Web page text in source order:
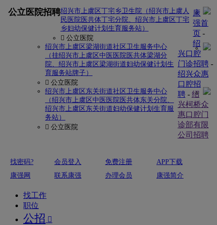
公立医院招聘绍兴市上虞区丁宅乡卫生院（绍兴市上虞人
民医院医共体丁宅分院、绍兴市上虞区丁宅
乡妇幼保健计划生育服务站）
 公立医院
绍兴市上虞区梁湖街道社区卫生服务中心
（挂绍兴市上虞区中医医院医共体梁湖分
院、绍兴市上虞区梁湖街道妇幼保健计划生
育服务站牌子）
 公立医院
绍兴市上虞区东关街道社区卫生服务中心
（绍兴市上虞区中医医院医共体东关分院、
绍兴市上虞区东关街道妇幼保健计划生育服
务站）
 公立医院
康
强首
页 -
绍
兴口腔
门诊招聘-
绍兴众惠
口腔招
聘- 绍
兴柯桥众
惠口腔门
诊部有限
公司招聘
找密码? 会员登入 免费注册
APP下载
康强网
联系康强 办理会员 康强简介
找工作
职位
公招 